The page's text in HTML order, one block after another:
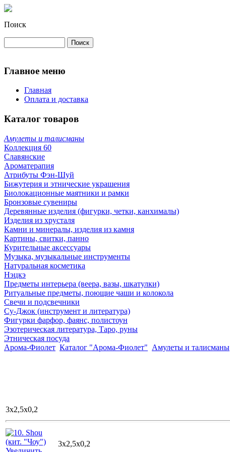
Поиск
Главное меню
Главная
Оплата и доставка
Каталог товаров
Амулеты и талисманы
Коллекция 60
Славянские
Ароматерапия
Атрибуты Фэн-Шуй
Бижутерия и этнические украшения
Биолокационные маятники и рамки
Бронзовые сувениры
Деревянные изделия (фигурки, четки, канхималы)
Изделия из хрусталя
Камни и минералы, изделия из камня
Картины, свитки, панно
Курительные аксессуары
Музыка, музыкальные инструменты
Натуральная косметика
Нэцкэ
Предметы интерьера (веера, вазы, шкатулки)
Ритуальные предметы, поющие чаши и колокола
Свечи и подсвечники
Су-Джок (инструмент и литература)
Фигурки фарфор, фаянс, полистоун
Эзотерическая литература, Таро, руны
Этническая посуда
Арома-Фиолет Каталог "Арома-Фиолет" Амулеты и талисманы
3x2,5x0,2
3x2,5x0,2